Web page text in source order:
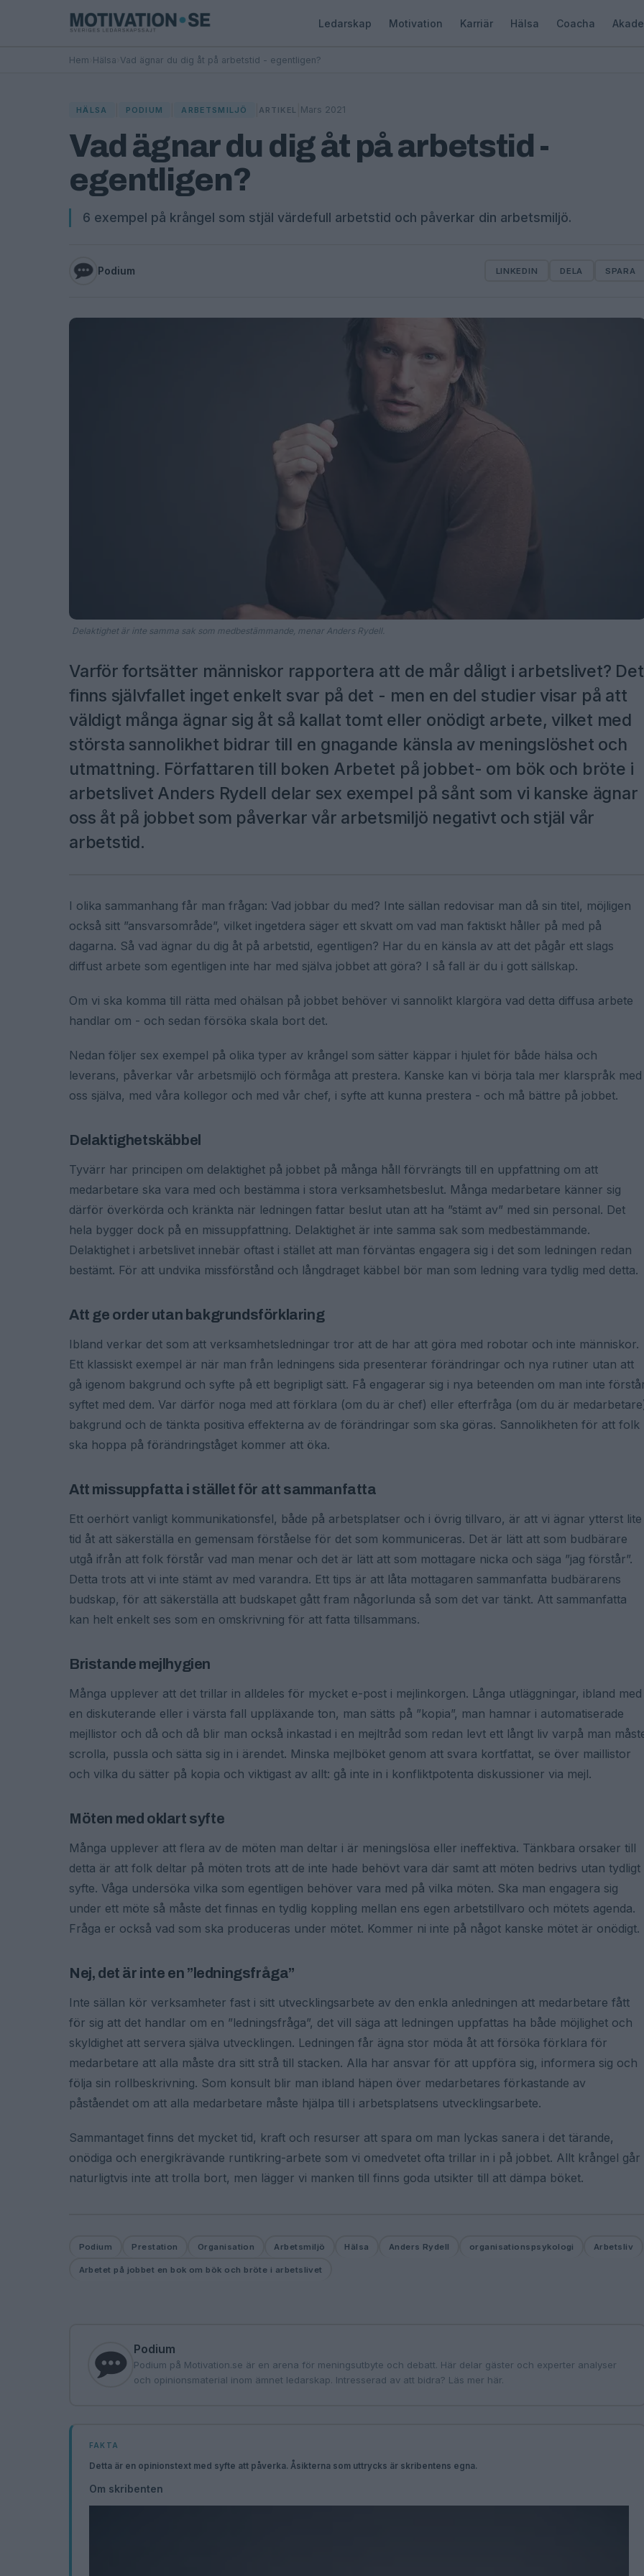
Ledarskap Motivation Karriär Hälsa Coacha
Hem Hälsa Vad ägnar du dig åt på arbetstid - egentligen?
HÄLSA PODIUM ARBETSMILJÖ ARTIKEL Mars 2021
Vad ägnar du dig åt på arbetstid -
egentligen?
6 exempel på krångel som stjäl värdefull arbetstid och påverkar din arbetsmiljö.
Podium LINKEDIN DELA SPARA
Delaktighet är inte samma sak som medbestämmande, menar Anders Rydell.
Varför fortsätter människor rapportera att de mår dåligt i arbetslivet? Det
finns självfallet inget enkelt svar på det - men en del studier visar på att
väldigt många ägnar sig åt så kallat tomt eller onödigt arbete, vilket med
största sannolikhet bidrar till en gnagande känsla av meningslöshet och
utmattning. Författaren till boken Arbetet på jobbet- om bök och bröte i
arbetslivet Anders Rydell delar sex exempel på sånt som vi kanske ägnar
oss åt på jobbet som påverkar vår arbetsmiljö negativt och stjäl vår
arbetstid.
I olika sammanhang får man frågan: Vad jobbar du med? Inte sällan redovisar man då sin titel, möjligen
också sitt ”ansvarsområde”, vilket ingetdera säger ett skvatt om vad man faktiskt håller på med på
dagarna. Så vad ägnar du dig åt på arbetstid, egentligen? Har du en känsla av att det pågår ett slags
diffust arbete som egentligen inte har med själva jobbet att göra? I så fall är du i gott sällskap.
Om vi ska komma till rätta med ohälsan på jobbet behöver vi sannolikt klargöra vad detta diffusa arbete
handlar om - och sedan försöka skala bort det.
Nedan följer sex exempel på olika typer av krångel som sätter käppar i hjulet för både hälsa och
leverans, påverkar vår arbetsmijlö och förmåga att prestera. Kanske kan vi börja tala mer klarspråk med
oss själva, med våra kollegor och med vår chef, i syfte att kunna prestera - och må bättre på jobbet.
Delaktighetskäbbel
Tyvärr har principen om delaktighet på jobbet på många håll förvrängts till en uppfattning om att
medarbetare ska vara med och bestämma i stora verksamhetsbeslut. Många medarbetare känner sig
därför överkörda och kränkta när ledningen fattar beslut utan att ha ”stämt av” med sin personal. Det
hela bygger dock på en missuppfattning. Delaktighet är inte samma sak som medbestämmande.
Delaktighet i arbetslivet innebär oftast i stället att man förväntas engagera sig i det som ledningen redan
bestämt. För att undvika missförstånd och långdraget käbbel bör man som ledning vara tydlig med detta.
Att ge order utan bakgrundsförklaring
Ibland verkar det som att verksamhetsledningar tror att de har att göra med robotar och inte människor.
Ett klassiskt exempel är när man från ledningens sida presenterar förändringar och nya rutiner utan att
gå igenom bakgrund och syfte på ett begripligt sätt. Få engagerar sig i nya beteenden om man inte
syftet med dem. Var därför noga med att förklara (om du är chef) eller efterfråga (om du är
bakgrund och de tänkta positiva effekterna av de förändringar som ska göras. Sannolikheten för att folk
ska hoppa på förändringståget kommer att öka.
Att missuppfatta i stället för att sammanfatta
Ett oerhört vanligt kommunikationsfel, både på arbetsplatser och i övrig tillvaro, är att vi ägnar ytterst lite
tid åt att säkerställa en gemensam förståelse för det som kommuniceras. Det är lätt att som budbärare
utgå ifrån att folk förstår vad man menar och det är lätt att som mottagare nicka och säga ”jag förstår”.
Detta trots att vi inte stämt av med varandra. Ett tips är att låta mottagaren sammanfatta budbärarens
budskap, för att säkerställa att budskapet gått fram någorlunda så som det var tänkt. Att sammanfatta
kan helt enkelt ses som en omskrivning för att fatta tillsammans.
Bristande mejlhygien
Många upplever att det trillar in alldeles för mycket e-post i mejlinkorgen. Långa utläggningar, ibland med
en diskuterande eller i värsta fall uppläxande ton, man sätts på ”kopia”, man hamnar i automatiserade
mejllistor och då och då blir man också inkastad i en mejltråd som redan levt ett långt liv varpå man
scrolla, pussla och sätta sig in i ärendet. Minska mejlböket genom att svara kortfattat, se över maillistor
och vilka du sätter på kopia och viktigast av allt: gå inte in i konfliktpotenta diskussioner via mejl.
Möten med oklart syfte
Många upplever att flera av de möten man deltar i är meningslösa eller ineffektiva. Tänkbara orsaker till
detta är att folk deltar på möten trots att de inte hade behövt vara där samt att möten bedrivs utan tydligt
syfte. Våga undersöka vilka som egentligen behöver vara med på vilka möten. Ska man engagera sig
under ett möte så måste det finnas en tydlig koppling mellan ens egen arbetstillvaro och mötets agenda.
Fråga er också vad som ska produceras under mötet. Kommer ni inte på något kanske mötet är onödigt.
Nej, det är inte en ”ledningsfråga”
Inte sällan kör verksamheter fast i sitt utvecklingsarbete av den enkla anledningen att medarbetare fått
för sig att det handlar om en ”ledningsfråga”, det vill säga att ledningen uppfattas ha både möjlighet och
skyldighet att servera själva utvecklingen. Ledningen får ägna stor möda åt att försöka förklara för
medarbetare att alla måste dra sitt strå till stacken. Alla har ansvar för att uppföra sig, informera sig och
följa sin rollbeskrivning. Som konsult blir man ibland häpen över medarbetares förkastande av
påståendet om att alla medarbetare måste hjälpa till i arbetsplatsens utvecklingsarbete.
Sammantaget finns det mycket tid, kraft och resurser att spara om man lyckas sanera i det tärande,
onödiga och energikrävande runtikring-arbete som vi omedvetet ofta trillar in i på jobbet. Allt krångel går
naturligtvis inte att trolla bort, men lägger vi manken till finns goda utsikter till att dämpa böket.
Podium Prestation Organisation Arbetsmiljö Hälsa Anders Rydell organisationspsykologi Arbetsliv
Arbetet på jobbet en bok om bök och bröte i arbetslivet
Podium
Podium på Motivation.se är en arena för meningsutbyte och debatt. Här delar gäster och experter analyser
och opinionsmaterial inom ämnet ledarskap. Intresserad av att bidra? Läs mer här.
FAKTA
Detta är en opinionstext med syfte att påverka. Åsikterna som uttrycks är skribentens egna.
Om skribenten